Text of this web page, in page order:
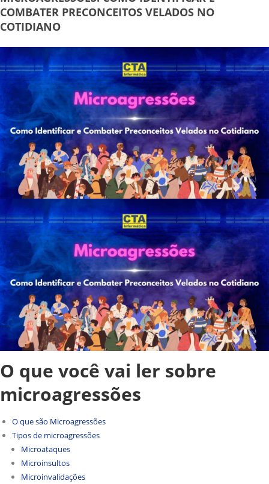
COMBATER PRECONCEITOS VELADOS NO
COTIDIANO
O que você vai ler sobre
microagressões
O que são Microagressões
Tipos de microagressões
Microataques
Microinsultos
Microinvalidações